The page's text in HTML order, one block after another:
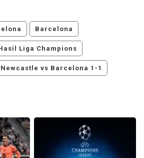
Barcelona
Liga Champions
vs Barcelona 1-1